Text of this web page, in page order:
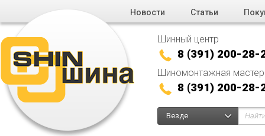
Новости Статьи
Шинный центр
8 (391) 200-28-
Шиномонтажная
8 (391) 200-28-
Везде